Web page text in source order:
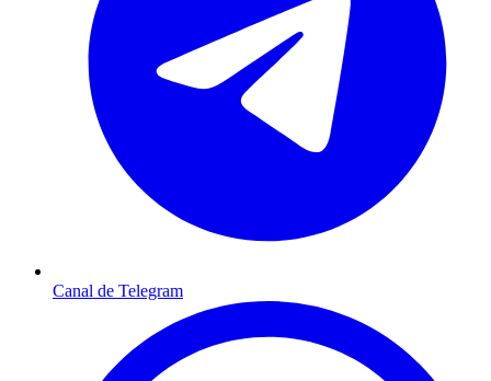
Canal de Telegram